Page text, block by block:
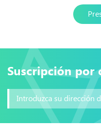
Suscripción por